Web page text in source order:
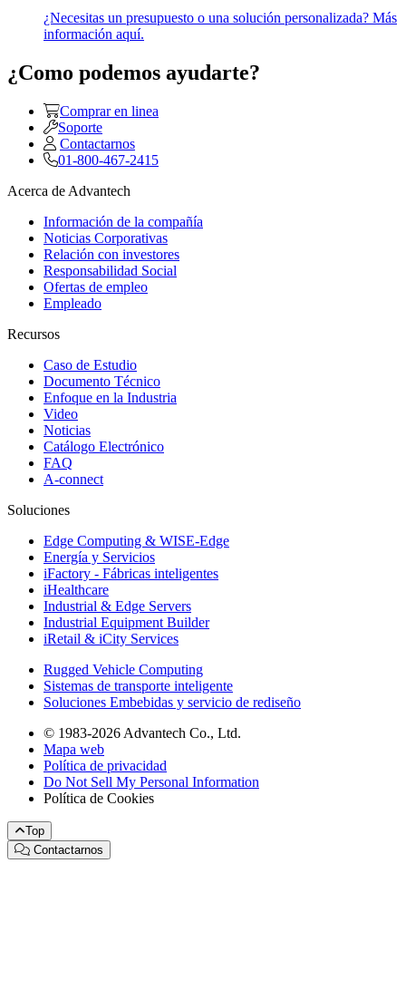
¿Necesitas un presupuesto o una solución personalizada? Más
información aquí.
¿Como podemos ayudarte?
Comprar en linea
Soporte
Contactarnos
01-800-467-2415
Acerca de Advantech
Información de la compañía
Noticias Corporativas
Relación con investores
Responsabilidad Social
Ofertas de empleo
Empleado
Recursos
Caso de Estudio
Documento Técnico
Enfoque en la Industria
Video
Noticias
Catálogo Electrónico
FAQ
A-connect
Soluciones
Edge Computing & WISE-Edge
Energía y Servicios
iFactory - Fábricas inteligentes
iHealthcare
Industrial & Edge Servers
Industrial Equipment Builder
iRetail & iCity Services
Rugged Vehicle Computing
Sistemas de transporte inteligente
Soluciones Embebidas y servicio de rediseño
© 1983-2026 Advantech Co., Ltd.
Mapa web
Política de privacidad
Do Not Sell My Personal Information
Política de Cookies
Top
Contactarnos